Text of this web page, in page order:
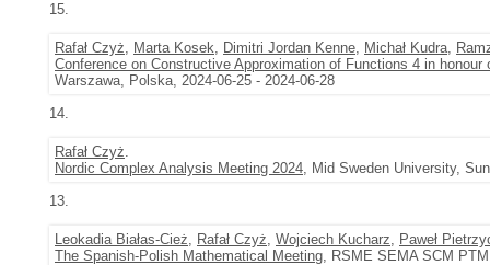
15.
Rafał Czyż, Marta Kosek, Dimitri Jordan Kenne, Michał Kudra,
Conference on Constructive Approximation of Functions 4 in
Warszawa, Polska, 2024-06-25 - 2024-06-28
14.
Rafał Czyż.
Nordic Complex Analysis Meeting 2024, Mid Sweden University,
13.
Leokadia Białas-Cież, Rafał Czyż, Wojciech Kucharz, Paweł
The Spanish-Polish Mathematical Meeting, RSME SEMA SCM